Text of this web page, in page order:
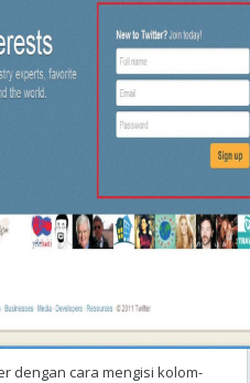
dengan cara mengisi kolom-